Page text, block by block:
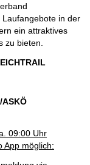
in der
ein attraktives
zu bieten.
09:00 Uhr
App möglich: